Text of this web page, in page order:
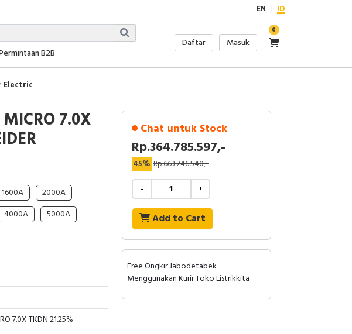
EN ID
B2B
Daftar Masuk
0
Electric
7.0X
1600A
2000A
4000A
5000A
7.0X TKDN 21.25%
Chat untuk Stock
Rp.364.785.597,-
45% Rp.663.246.540,-
- +
Add to Cart
Free Ongkir Jabodetabek
Menggunakan Kurir Toko Listrikkita